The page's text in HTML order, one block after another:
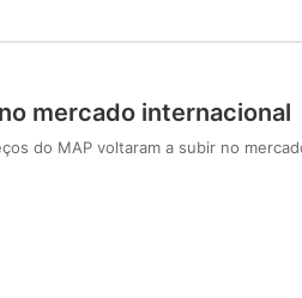
mercado internacional
do MAP voltaram a subir no